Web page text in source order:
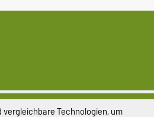
Impressum
Technologien, um